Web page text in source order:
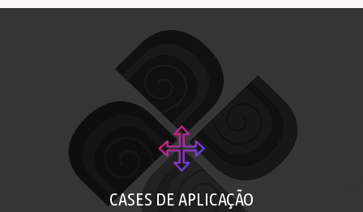
CASES DE APLICAÇÃO
Conheça o percurso de pessoas e
empresas que aplicaram a Fluxonomia 4D